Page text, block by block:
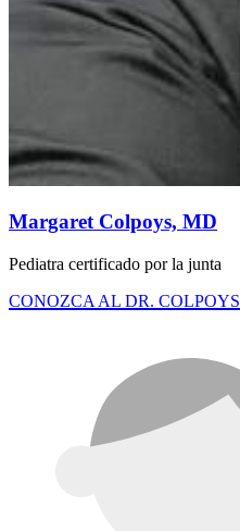
Margaret Colpoys, MD
Pediatra certificado por la junta
CONOZCA AL DR. COLPOYS